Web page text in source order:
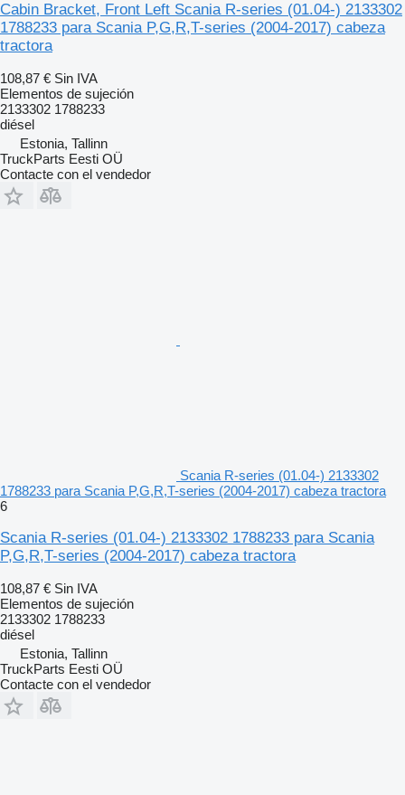
Cabin Bracket, Front Left Scania R-series (01.04-) 2133302
1788233 para Scania P,G,R,T-series (2004-2017) cabeza
tractora
108,87 € Sin IVA
Elementos de sujeción
2133302 1788233
diésel
Estonia, Tallinn
TruckParts Eesti OÜ
Contacte con el vendedor
Scania R-series (01.04-) 2133302
1788233 para Scania P,G,R,T-series (2004-2017) cabeza tractora
6
Scania R-series (01.04-) 2133302 1788233 para Scania
P,G,R,T-series (2004-2017) cabeza tractora
108,87 € Sin IVA
Elementos de sujeción
2133302 1788233
diésel
Estonia, Tallinn
TruckParts Eesti OÜ
Contacte con el vendedor